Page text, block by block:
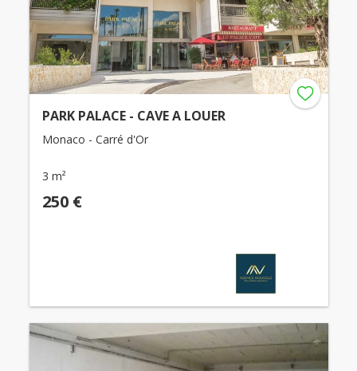
PARK PALACE - CAVE A LOUER
Monaco - Carré d'Or
3 m²
250 €